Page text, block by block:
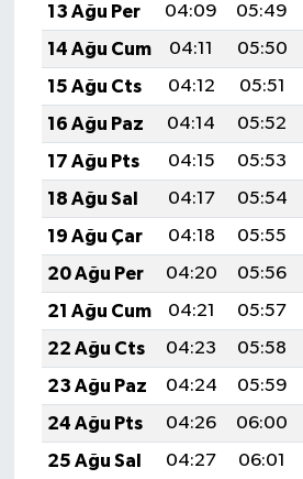
13 Ağu Per
04:09 05:49
14 Ağu Cum
04:11 05:50
15 Ağu Cts
04:12 05:51
16 Ağu Paz
04:14 05:52
17 Ağu Pts
04:15 05:53
18 Ağu Sal
04:17 05:54
19 Ağu Çar
04:18 05:55
20 Ağu Per
04:20 05:56
21 Ağu Cum
04:21 05:57
22 Ağu Cts
04:23 05:58
23 Ağu Paz
04:24 05:59
24 Ağu Pts
04:26 06:00
25 Ağu Sal
04:27 06:01